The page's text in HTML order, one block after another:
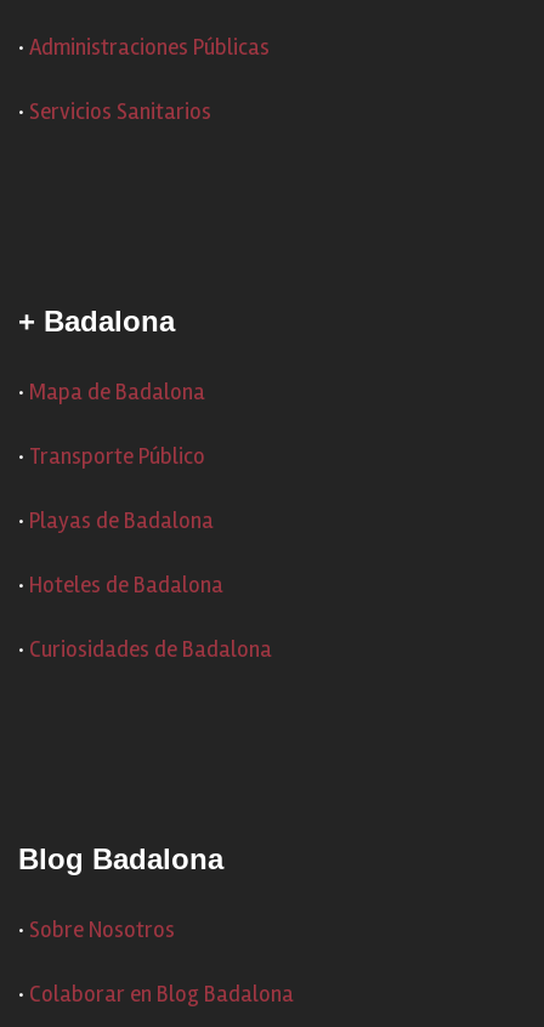
· Administraciones Públicas
· Servicios Sanitarios
+ Badalona
· Mapa de Badalona
· Transporte Público
· Playas de Badalona
· Hoteles de Badalona
· Curiosidades de Badalona
Blog Badalona
· Sobre Nosotros
· Colaborar en Blog Badalona